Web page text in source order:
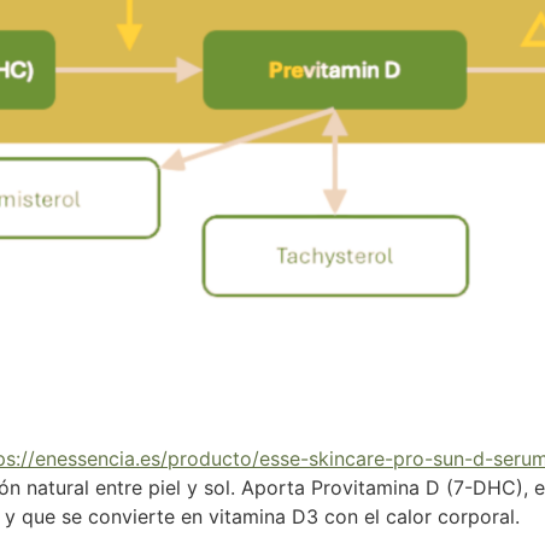
enessencia.es/producto/esse-skincare-pro-sun-d-
natural entre piel y sol. Aporta Provitamina D (7-DHC),
que se convierte en vitamina D3 con el calor corporal.